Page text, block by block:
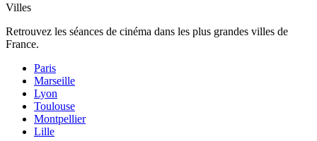
Villes
Retrouvez les séances de cinéma dans les plus grandes villes de
France.
Paris
Marseille
Lyon
Toulouse
Montpellier
Lille